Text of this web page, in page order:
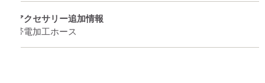
アクセサリー追加情報
帯電加工ホース